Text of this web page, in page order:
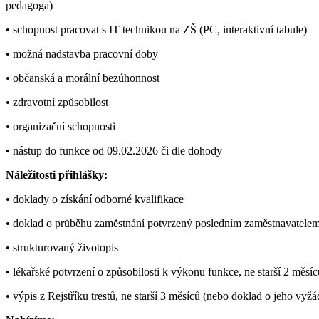
pedagoga)
• schopnost pracovat s IT technikou na ZŠ (PC, interaktivní tabule)
• možná nadstavba pracovní doby
• občanská a morální bezúhonnost
• zdravotní způsobilost
• organizační schopnosti
• nástup do funkce od 09.02.2026 či dle dohody
Náležitosti přihlášky:
• doklady o získání odborné kvalifikace
• doklad o průběhu zaměstnání potvrzený posledním
• strukturovaný životopis
• lékařské potvrzení o způsobilosti k výkonu funkce, ne starší 2
• výpis z Rejstříku trestů, ne starší 3 měsíců (nebo doklad o jeho